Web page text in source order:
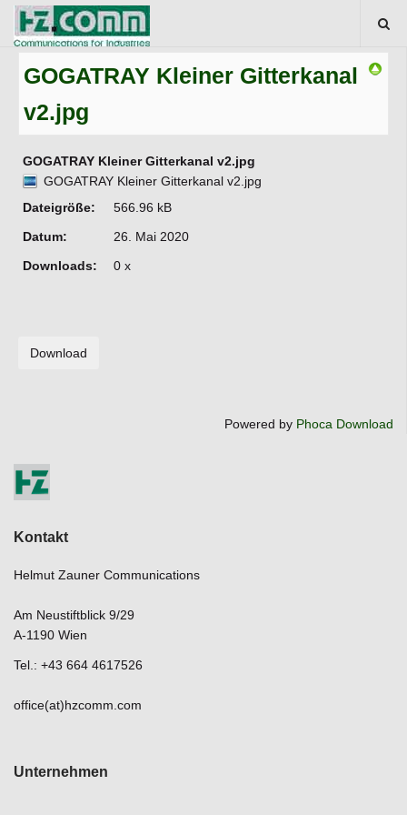
GOGATRAY Kleiner Gitterkanal
v2.jpg
GOGATRAY Kleiner Gitterkanal v2.jpg
GOGATRAY Kleiner Gitterkanal v2.jpg
Dateigröße:
566.96 kB
Datum:
26. Mai 2020
Downloads:
0 x
Powered by Phoca Download
Kontakt
Helmut Zauner Communications
Am Neustiftblick 9/29
A-1190 Wien
Tel.: +43 664 4617526
office(at)hzcomm.com
Unternehmen